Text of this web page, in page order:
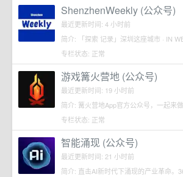
ShenzhenWeekly (公众号)
最近更新时间: 4 小时前
简介: 「探索 记录」深圳这座城市 · IN
专栏状态: 正常
游戏篝火营地 (公众号)
最近更新时间: 19 小时前
简介: 篝火营地App官方公众号，一起来
专栏状态: 正常
智能涌现 (公众号)
最近更新时间: 21 小时前
简介: 直击AI新时代下涌现的产业革命。